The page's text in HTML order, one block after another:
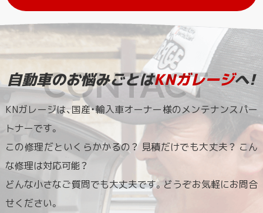
自動車のお悩みごとはKNガレージへ!
KNガレージは、国産・輸入車オーナー様のメンテナンスパー
トナーです。
この修理だといくらかかるの？ 見積だけでも大丈夫？ こん
な修理は対応可能？
どんな小さなご質問でも大丈夫です。どうぞお気軽にお問合
せください。